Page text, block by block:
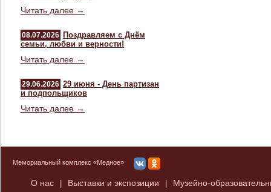
Читать далее →
08.07.2026 Поздравляем с Днём
семьи, любви и верности!
Читать далее →
29.06.2026 29 июня - День партизан
и подпольщиков
Читать далее →
Мемориальный комплекс «Медное»
О нас Выставки и экспозиции Музейно-